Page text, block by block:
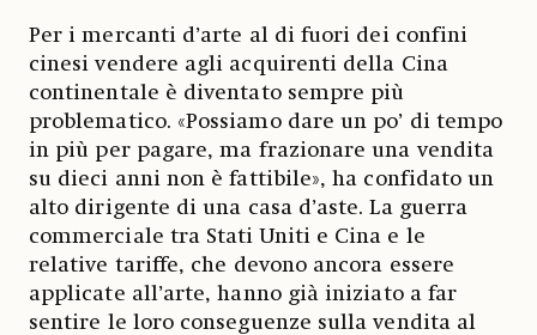
Per i mercanti d’arte al di fuori dei confini
cinesi vendere agli acquirenti della Cina
continentale è diventato sempre più
problematico. «Possiamo dare un po’ di tempo
in più per pagare, ma frazionare una vendita
su dieci anni non è fattibile», ha confidato un
alto dirigente di una casa d’aste. La guerra
commerciale tra Stati Uniti e Cina e le
relative tariffe, che devono ancora essere
applicate all’arte, hanno già iniziato a far
sentire le loro conseguenze sulla vendita al